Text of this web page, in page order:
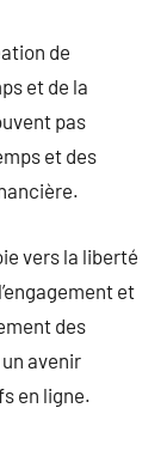
de
et de la
pas
et des
vers la liberté
et
des
avenir
en ligne.